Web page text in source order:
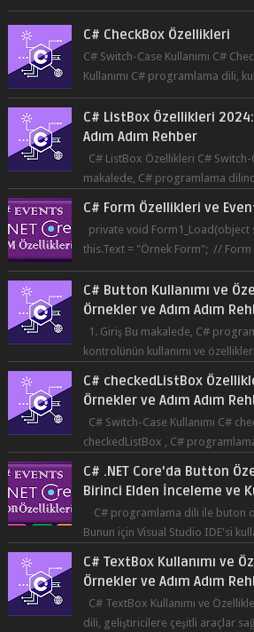
C# CheckBox Özellikleri
C# Switch-Case Kullanımı C#
Kullanımı C# programlama dili,
üzerinde seçim yapma...
C# ListBox Özellikleri
Adım Adım Rehber
C# ListBox Özellikleri C# Switch-
makalede, C# programlama
C# Form Özellikleri ve
private void Form1_Load(object
this.Text = "Örnek Form"; //
Co...
C# Button Kullanımı ve
Örnekler ve Adım Adım
1. Giriş Bu makalede, C#
kontrolünün kullanımı ve
C# checkedListBox
Örnekler ve Adım Adım
C# Switch-Case Kullanımı C#
checkedListBox , C#
C# .NET Core'da Button
Birinci Elden İnceleme ve
C# programlama dili ile buton
Bunun için Visual Studio IDE'si
C# TextBox Kullanımı ve
Örnekler ve Adım Adım
C# TextBox Kullanımı ve
dili, geliştiricilere çeşitli araçlar